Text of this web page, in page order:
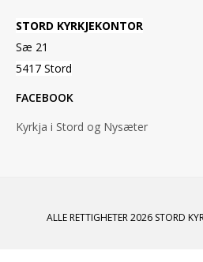
STORD KYRKJEKONTOR
Sæ 21
5417 Stord
FACEBOOK
Kyrkja i Stord og Nysæter
ALLE RETTIGHETER 2026 STORD